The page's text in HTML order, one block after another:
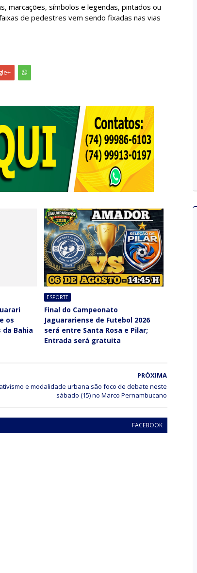
marcações, símbolos e legendas, pintados ou
de pedestres vem sendo fixadas nas vias
os
Bahia
ESPORTE
Final do Campeonato
Jaguarariense de Futebol 2026
será entre Santa Rosa e Pilar;
Entrada será gratuita
PRÓXIMA
e modalidade urbana são foco de debate neste
sábado (15) no Marco Pernambucano
FACEBOOK